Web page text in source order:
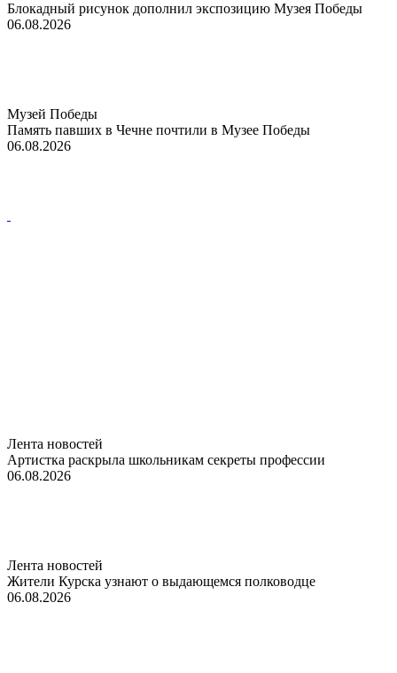
Блокадный рисунок дополнил экспозицию Музея Победы
06.08.2026
Музей Победы
Память павших в Чечне почтили в Музее Победы
06.08.2026
Лента новостей
Артистка раскрыла школьникам секреты профессии
06.08.2026
Лента новостей
Жители Курска узнают о выдающемся полководце
06.08.2026